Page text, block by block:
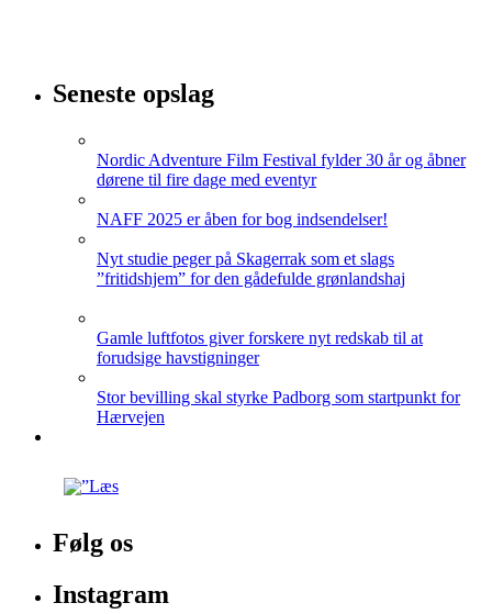
Seneste opslag
Nordic Adventure Film Festival fylder 30 år og åbner
dørene til fire dage med eventyr
NAFF 2025 er åben for bog indsendelser!
Nyt studie peger på Skagerrak som et slags
”fritidshjem” for den gådefulde grønlandshaj
Gamle luftfotos giver forskere nyt redskab til at
forudsige havstigninger
Stor bevilling skal styrke Padborg som startpunkt for
Hærvejen
Følg os
Instagram